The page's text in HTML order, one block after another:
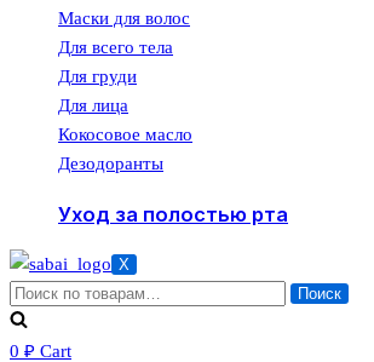
Маски для волос
Для всего тела
Для груди
Для лица
Кокосовое масло
Дезодоранты
Уход за полостью рта
X
Искать: Поиск
0 ₽ Cart